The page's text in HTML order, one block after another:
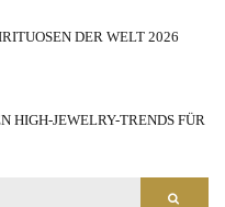
DER WELT 2026
HIGH-JEWELRY-TRENDS FÜR